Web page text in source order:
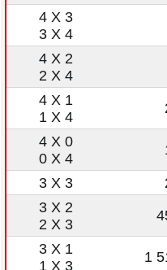
4 X 3
3 X 4
4 X 2
2 X 4
4 X 1
1 X 4
4 X 0
0 X 4
3 X 3
3 X 2
2 X 3
3 X 1
1 X 3
1